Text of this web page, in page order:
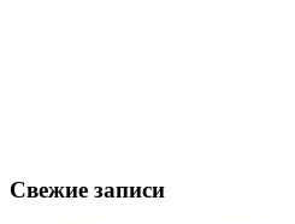
Свежие записи